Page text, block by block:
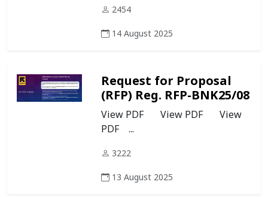
2454
14 August 2025
Request for Proposal
(RFP) Reg. RFP-BNK25/08
Group Insurance for
IRC National Staff FY 26
View PDF View PDF View
PDF ...
3222
13 August 2025